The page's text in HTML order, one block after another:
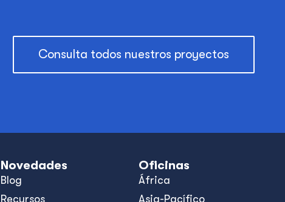
Consulta todos nuestros proyectos
Novedades
Blog
Recursos
Oficinas
África
Asia-Pacífico